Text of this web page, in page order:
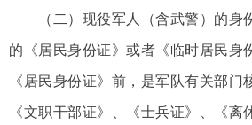
（二）现役军人（含武警）的身
的《居民身份证》或者《临时居民身
《居民身份证》前，是军队有关部门
《文职干部证》、《士兵证》、《离